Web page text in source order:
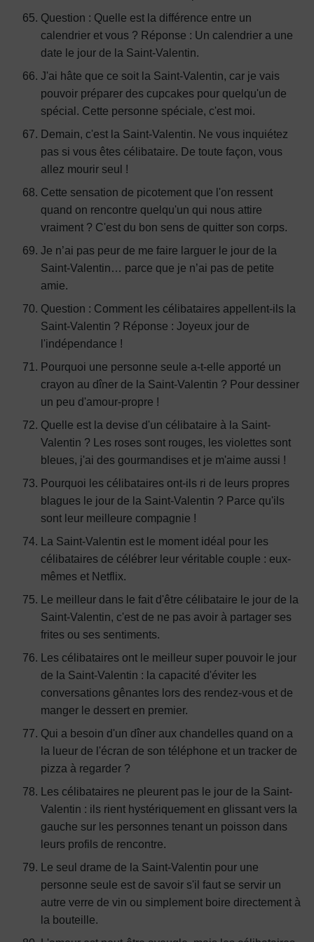
Question : Quelle est la différence entre un
calendrier et vous ? Réponse : Un calendrier a une
date le jour de la Saint-Valentin.
J'ai hâte que ce soit la Saint-Valentin, car je vais
pouvoir préparer des cupcakes pour quelqu'un de
spécial. Cette personne spéciale, c'est moi.
Demain, c'est la Saint-Valentin. Ne vous inquiétez
pas si vous êtes célibataire. De toute façon, vous
allez mourir seul !
Cette sensation de picotement que l'on ressent
quand on rencontre quelqu'un qui nous attire
vraiment ? C'est du bon sens de quitter son corps.
Je n’ai pas peur de me faire larguer le jour de la
Saint-Valentin… parce que je n’ai pas de petite
amie.
Question : Comment les célibataires appellent-ils la
Saint-Valentin ? Réponse : Joyeux jour de
l'indépendance !
Pourquoi une personne seule a-t-elle apporté un
crayon au dîner de la Saint-Valentin ? Pour dessiner
un peu d'amour-propre !
Quelle est la devise d'un célibataire à la Saint-
Valentin ? Les roses sont rouges, les violettes sont
bleues, j'ai des gourmandises et je m'aime aussi !
Pourquoi les célibataires ont-ils ri de leurs propres
blagues le jour de la Saint-Valentin ? Parce qu'ils
sont leur meilleure compagnie !
La Saint-Valentin est le moment idéal pour les
célibataires de célébrer leur véritable couple : eux-
mêmes et Netflix.
Le meilleur dans le fait d'être célibataire le jour de la
Saint-Valentin, c'est de ne pas avoir à partager ses
frites ou ses sentiments.
Les célibataires ont le meilleur super pouvoir le jour
de la Saint-Valentin : la capacité d'éviter les
conversations gênantes lors des rendez-vous et de
manger le dessert en premier.
Qui a besoin d'un dîner aux chandelles quand on a
la lueur de l'écran de son téléphone et un tracker de
pizza à regarder ?
Les célibataires ne pleurent pas le jour de la Saint-
Valentin : ils rient hystériquement en glissant vers la
gauche sur les personnes tenant un poisson dans
leurs profils de rencontre.
Le seul drame de la Saint-Valentin pour une
personne seule est de savoir s'il faut se servir un
autre verre de vin ou simplement boire directement à
la bouteille.